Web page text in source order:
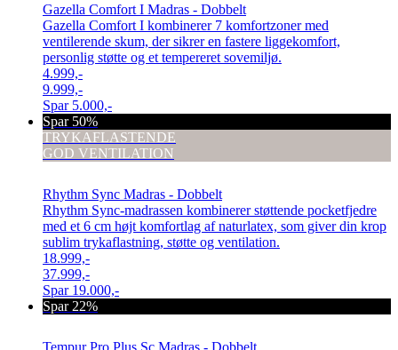
Gazella Comfort I Madras - Dobbelt
Gazella Comfort I kombinerer 7 komfortzoner med
ventilerende skum, der sikrer en fastere liggekomfort,
personlig støtte og et tempereret sovemiljø.
4.999,-
9.999,-
Spar 5.000,-
Spar 50%
TRYKAFLASTENDE
GOD VENTILATION
Rhythm Sync Madras - Dobbelt
Rhythm Sync-madrassen kombinerer støttende pocketfjedre
med et 6 cm højt komfortlag af naturlatex, som giver din krop
sublim trykaflastning, støtte og ventilation.
18.999,-
37.999,-
Spar 19.000,-
Spar 22%
Tempur Pro Plus Sc Madras - Dobbelt